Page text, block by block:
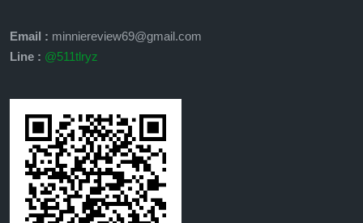
Email : minniereview69@gmail.com
Line : @511tlryz